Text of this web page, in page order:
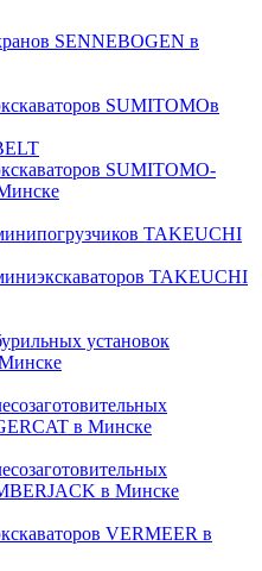
SENNEBOGEN в
SUMITOMOв
SUMITOMO-
TAKEUCHI
TAKEUCHI
установок
в Минске
в Минске
VERMEER в